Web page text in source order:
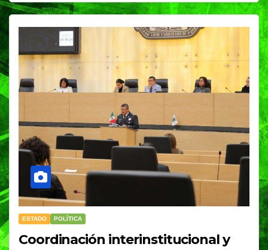
ESTADO POLÍTICA
Coordinación interinstitucional y